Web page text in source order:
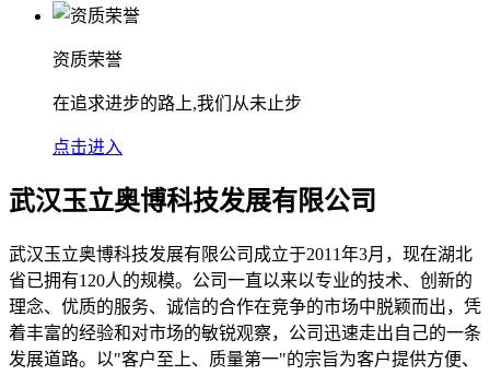
资质荣誉
在追求进步的路上,我们从未止步
点击进入
武汉玉立奥博科技发展有限公司
武汉玉立奥博科技发展有限公司成立于2011年3月，现在湖北
省已拥有120人的规模。公司一直以来以专业的技术、创新的
理念、优质的服务、诚信的合作在竞争的市场中脱颖而出，凭
着丰富的经验和对市场的敏锐观察，公司迅速走出自己的一条
发展道路。以"客户至上、质量第一"的宗旨为客户提供方便、